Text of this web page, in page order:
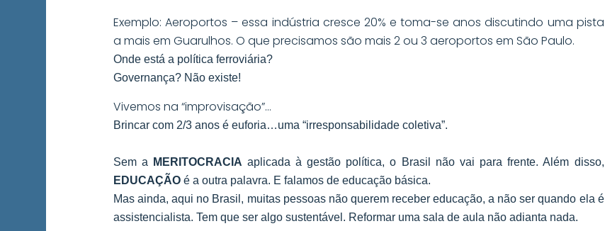
Exemplo: Aeroportos – essa indústria cresce 20% e toma-se anos discutindo uma pista
a mais em Guarulhos. O que precisamos são mais 2 ou 3 aeroportos em São Paulo.
Onde está a política ferroviária?
Governança? Não existe!
Vivemos na “improvisação”…
Brincar com 2/3 anos é euforia…uma “irresponsabilidade coletiva”.
Sem a MERITOCRACIA aplicada à gestão política, o Brasil não vai para frente. Além disso,
EDUCAÇÃO é a outra palavra. E falamos de educação básica.
Mas ainda, aqui no Brasil, muitas pessoas não querem receber educação, a não ser quando ela é
assistencia lista. Tem que ser algo sustentável. Reformar uma sala de aula não adianta nada.